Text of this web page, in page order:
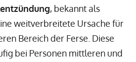
, bekannt als
weitverbreitete Ursache für
Bereich der Ferse. Diese
bei Personen mittleren und